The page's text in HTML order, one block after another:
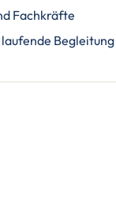
Fachkräfte
Begleitung